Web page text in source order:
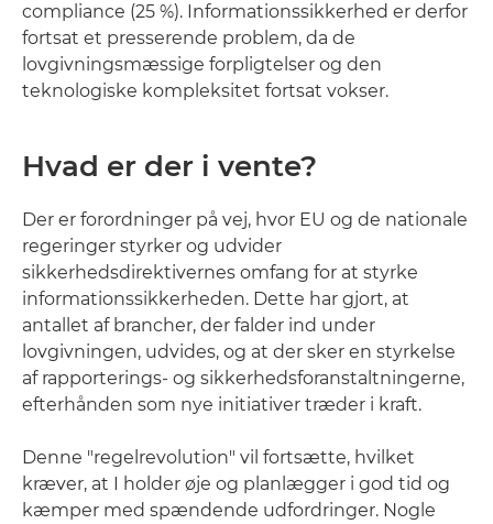
compliance (25 %). Informationssikkerhed er derfor
fortsat et presserende problem, da de
lovgivningsmæssige forpligtelser og den
teknologiske kompleksitet fortsat vokser.
Hvad er der i vente?
Der er forordninger på vej, hvor EU og de nationale
regeringer styrker og udvider
sikkerhedsdirektivernes omfang for at styrke
informationssikkerheden. Dette har gjort, at
antallet af brancher, der falder ind under
lovgivningen, udvides, og at der sker en styrkelse
af rapporterings- og sikkerhedsforanstaltningerne,
efterhånden som nye initiativer træder i kraft.
Denne "regelrevolution" vil fortsætte, hvilket
kræver, at I holder øje og planlægger i god tid og
kæmper med spændende udfordringer. Nogle